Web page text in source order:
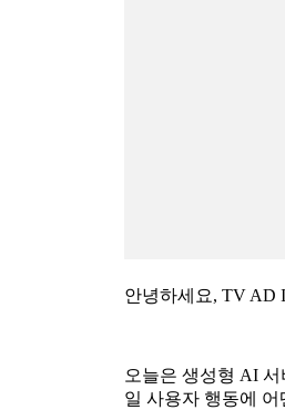
안녕하세요, TV AD
오늘은 생성형 AI
일 사용자 행동에